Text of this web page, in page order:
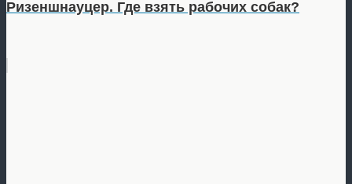
Ризеншнауцер. Где взять рабочих собак?